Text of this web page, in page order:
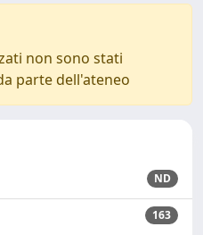
non sono stati
parte dell'ateneo
ND
163